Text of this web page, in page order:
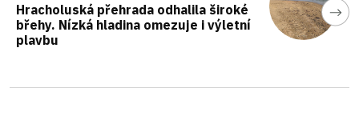
Hracholuská přehrada odhalila široké
břehy. Nízká hladina omezuje i výletní
plavbu